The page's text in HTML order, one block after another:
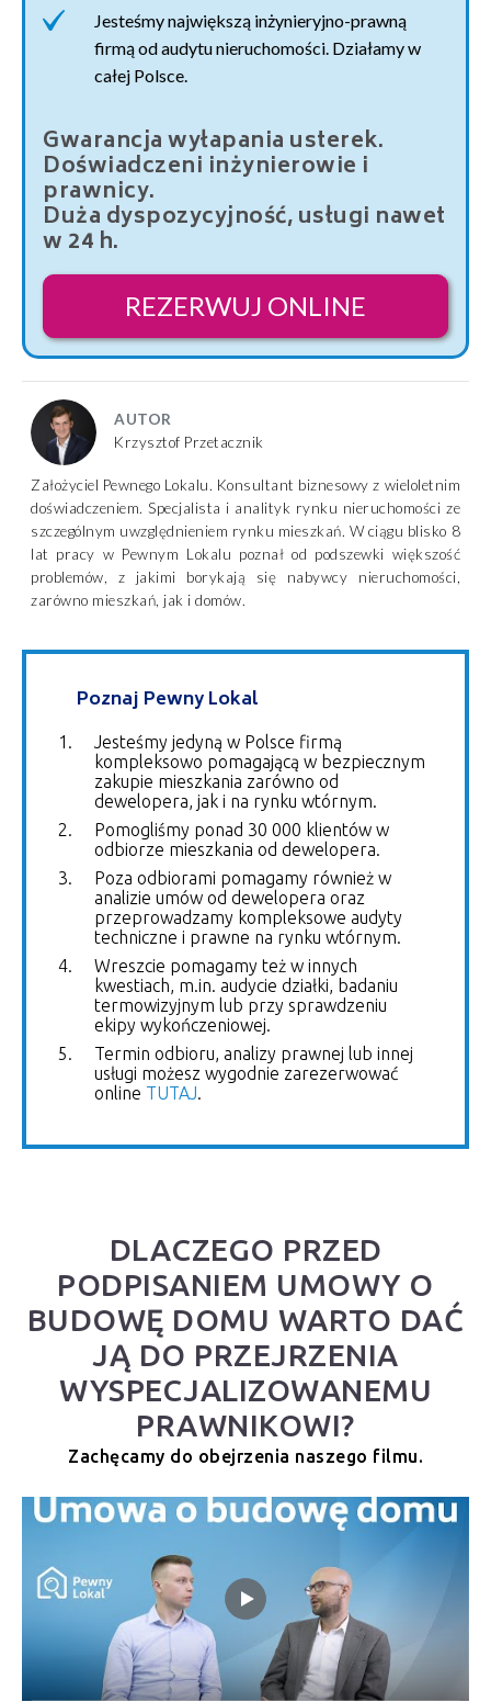
Jesteśmy największą inżynieryjno-prawną
firmą od audytu nieruchomości. Działamy w
całej Polsce.
Gwarancja wyłapania usterek.
Doświadczeni inżynierowie i
prawnicy.
Duża dyspozycyjność, usługi nawet
w 24 h.
REZERWUJ ONLINE
AUTOR
Krzysztof Przetacznik
Założyciel Pewnego Lokalu. Konsultant biznesowy z wieloletnim
doświadczeniem. Specjalista i analityk rynku nieruchomości ze
szczególnym uwzględnieniem rynku mieszkań. W ciągu blisko 8
lat pracy w Pewnym Lokalu poznał od podszewki większość
problemów, z jakimi borykają się nabywcy nieruchomości,
zarówno mieszkań, jak i domów.
Poznaj Pewny Lokal
Jesteśmy jedyną w Polsce firmą
kompleksowo pomagającą w bezpiecznym
zakupie mieszkania zarówno od
dewelopera, jak i na rynku wtórnym.
Pomogliśmy ponad 30 000 klientów w
odbiorze mieszkania od dewelopera.
Poza odbiorami pomagamy również w
analizie umów od dewelopera oraz
przeprowadzamy kompleksowe audyty
techniczne i prawne na rynku wtórnym.
Wreszcie pomagamy też w innych
kwestiach, m.in. audycie działki, badaniu
termowizyjnym lub przy sprawdzeniu
ekipy wykończeniowej.
Termin odbioru, analizy prawnej lub innej
usługi możesz wygodnie zarezerwować
online TUTAJ.
DLACZEGO PRZED
PODPISANIEM UMOWY O
BUDOWĘ DOMU WARTO DAĆ
JĄ DO PRZEJRZENIA
WYSPECJALIZOWANEMU
PRAWNIKOWI?
Zachęcamy do obejrzenia naszego filmu.